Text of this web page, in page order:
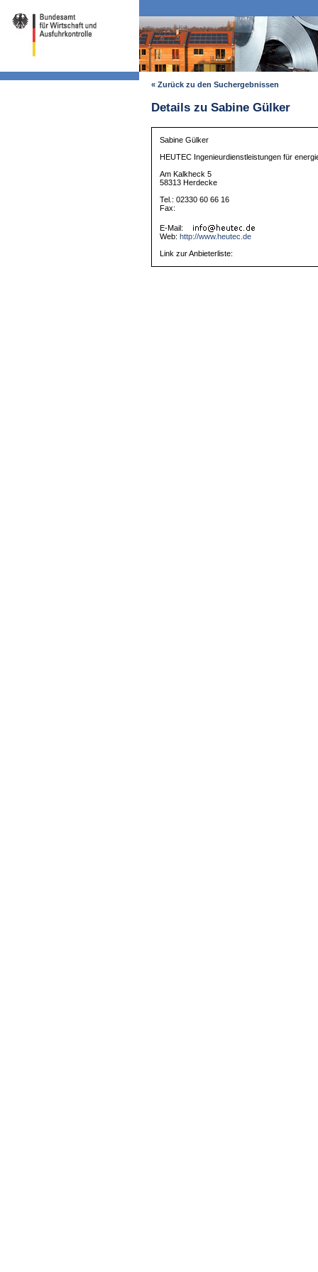
« Zurück zu den Suchergebnissen
Details zu Sabine Gülker
Sabine Gülker
HEUTEC Ingenieurdienstleistungen für
Am Kalkheck 5
58313 Herdecke
Tel.: 02330 60 66 16
Fax:
E-Mail:
Web: http://www.heutec.de
Link zur Anbieterliste: